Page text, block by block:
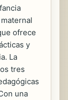
ofrece
y
La
tres
una